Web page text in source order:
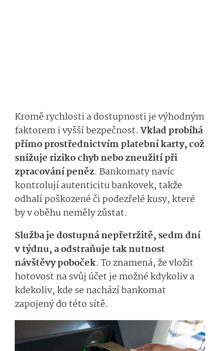
Kromě rychlosti a dostupnosti je výhodným
faktorem i vyšší bezpečnost. Vklad probíhá
přímo prostřednictvím platební karty, což
snižuje riziko chyb nebo zneužití při
zpracování peněz. Bankomaty navíc
kontrolují autenticitu bankovek, takže
odhalí poškozené či podezřelé kusy, které
by v oběhu neměly zůstat.
Služba je dostupná nepřetržitě, sedm dní
v týdnu, a odstraňuje tak nutnost
návštěvy poboček. To znamená, že vložit
hotovost na svůj účet je možné kdykoliv a
kdekoliv, kde se nachází bankomat
zapojený do této sítě.